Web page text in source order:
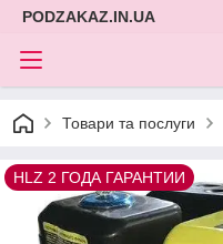
PODZAKAZ.IN.UA
Товари та послуги
HLZ 2 ГОДА ГАРАНТИИ